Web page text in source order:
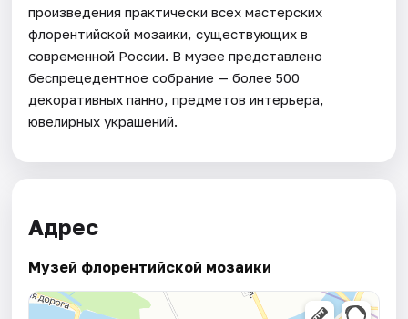
произведения практически всех мастерских
флорентийской мозаики, существующих в
современной России. В музее представлено
беспрецедентное собрание — более 500
декоративных панно, предметов интерьера,
ювелирных украшений.
Адрес
Музей флорентийской мозаики